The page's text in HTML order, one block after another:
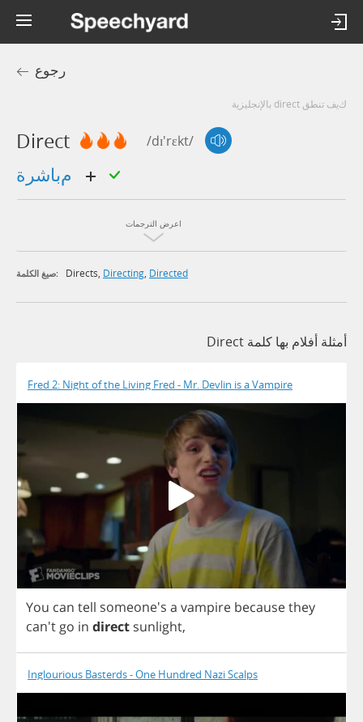
رجوع
كيف تنطق direct بالإنجليزية
Direct /dɪ'rɛkt/
اعرض الترجمات
صيغ الكلمة: Directs, Directing, Directed
أمثلة أفلام بها كلمة Direct
Fred 2: Night of the Living Fred - Mr. Devlin is a Vampire
You can tell someone's a vampire becausethey
can't go in direct sunlight,
Inglourious Basterds - One Hundred Nazi Scalps